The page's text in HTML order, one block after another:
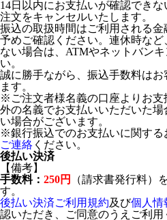
14日以内にお支払いが確認でき
注文をキャンセルいたします。
振込の取扱時間はご利用される
予めご確認ください。連休時な
ない場合は、ATMやネットバン
い。
誠に勝手ながら、振込手数料は
ます。
※ご注文者様名義の口座よりお支
外の名義でお支払いいただいた
い場合がございます。
※銀行振込でのお支払いに関する
ご連絡 ください。
後払い決済
【備考】
手数料： 250円
（請求書発行料）
す。
後払い決済ご利用規約及び個人情
認いただき、ご同意のうえご利用